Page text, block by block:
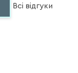
Всі відгуки